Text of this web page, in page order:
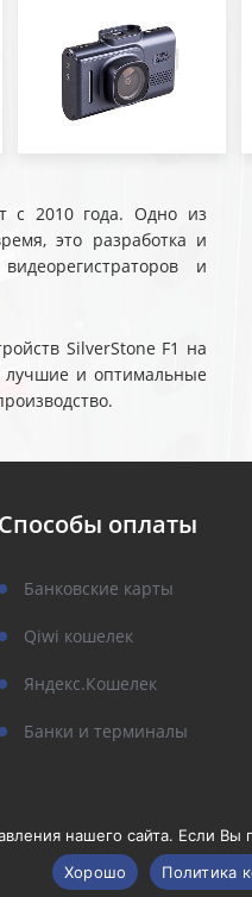
с 2010 года. Одно из
это разработка и
и
SilverStone F1 на
лучшие и оптимальные
Способы оплаты
Банковские карты
Qiwi кошелек
Яндекс.Кошелек
Банки и терминалы
нашего сайта. Если Вы
Хорошо
Политика